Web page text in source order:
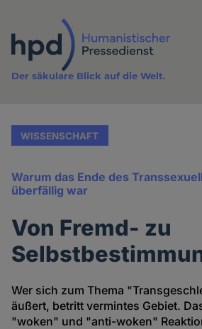
Inhalt
Der säkulare Blick auf die Welt.
WISSENSCHAFT
Warum das Ende des
überfällig war
Von Fremd- zu
Wer sich zum Thema
äußert, betritt vermintes Gebiet.
"woken" und "anti-woken"